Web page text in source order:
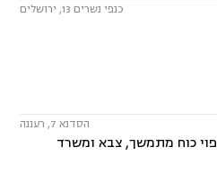
כנפי נשרים 13, ירושלים
הסדנא 7, רעננה
כוח מתמשך, צבא ומשרד